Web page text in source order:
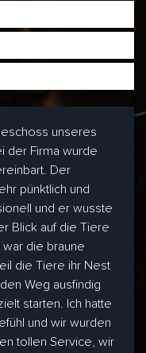
unseres
der Firma wurde
Der
pünktlich und
und er wusste
Blick auf die Tiere
die braune
die Tiere ihr Nest
Weg ausfindig
starten. Ich hatte
und wir wurden
tollen Service, wir